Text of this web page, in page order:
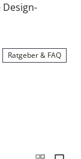
Ratgeber & FAQ